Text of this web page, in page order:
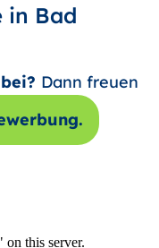
in Bad
Dann freuen